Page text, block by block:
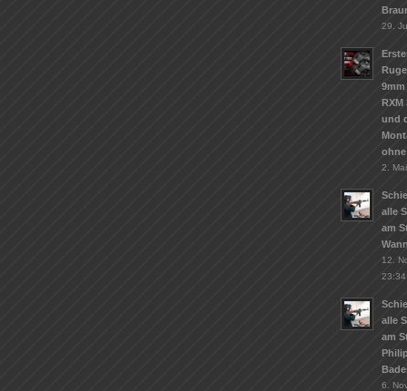
29.
und
2.
alle
am
12.
23:34
alle
am
6.